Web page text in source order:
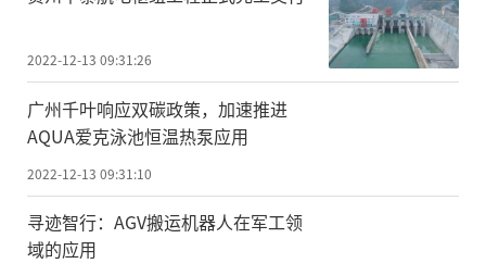
2022-12-13 09:31:26
广州千叶响应双碳政策，加速推进
AQUA爱克泳池恒温热泵应用
2022-12-13 09:31:10
寻迹智行：AGV搬运机器人在军工领
域的应用